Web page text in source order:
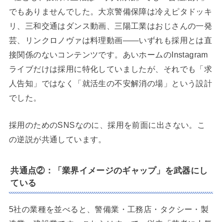
でもありませんでした。大京警備保障は冷えピタドッキ
リ、三和交通はダンス動画、三陽工業はおじさんの一発
芸、リンクロノヴァは料理動画——いずれも採用とは直
接関係のないコンテンツです。あいホームのInstagram
ライブだけは採用に特化していましたが、それでも「求
人告知」ではなく「就活生の不安解消の場」という設計
でした。
採用のためのSNSなのに、採用を前面に出さない。こ
の逆説が共通しています。
共通点②：「業界イメージのギャップ」を武器にし
ている
5社の業種を並べると、警備業・工務店・タクシー・製